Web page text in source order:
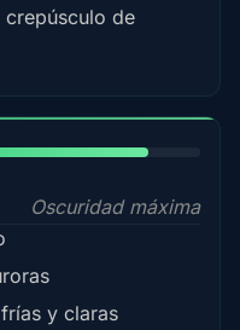
crepúsculo de
Oscuridad máxima
y claras